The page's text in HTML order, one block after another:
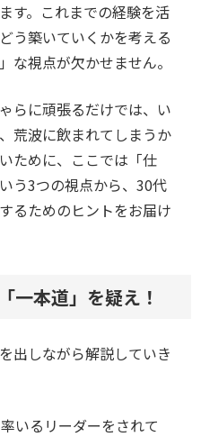
す。これまでの経験を活
う築いていくかを考える
な視点が欠かせません。
らに頑張るだけでは、い
荒波に飲まれてしまうか
ために、ここでは「仕
う3つの視点から、30代
るためのヒントをお届け
一本道」を疑え！
出しながら解説していき
いるリーダーをされて